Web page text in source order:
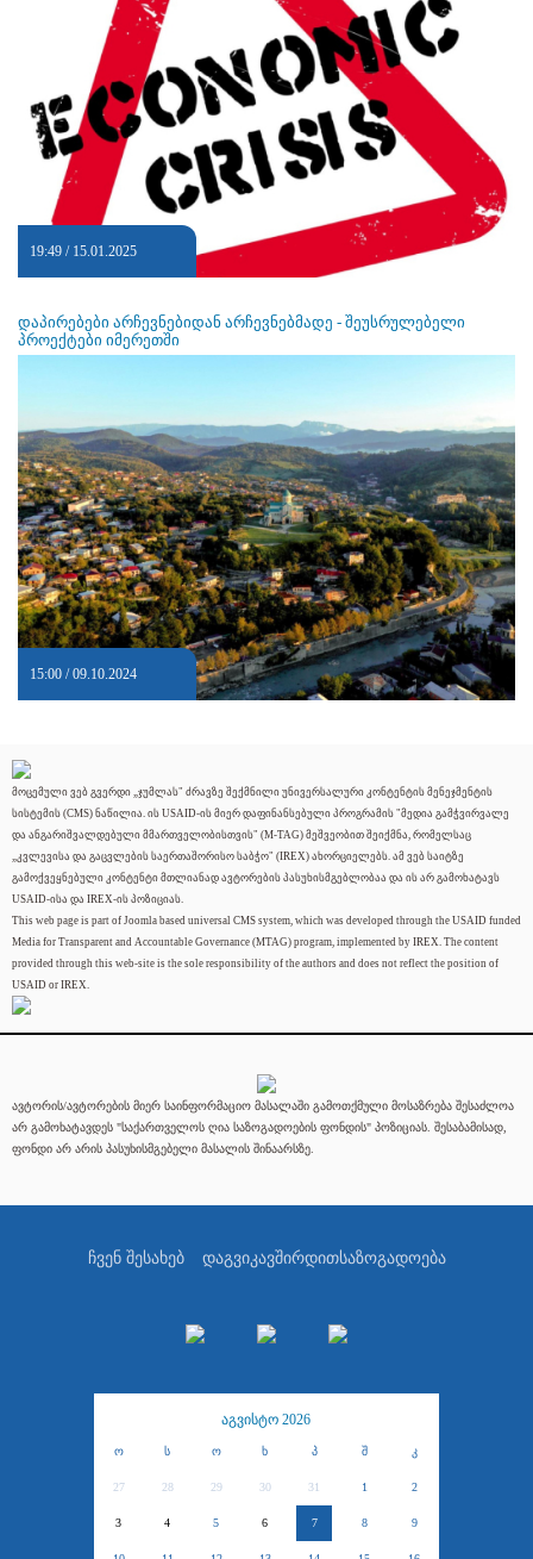
19:49 / 15.01.2025
დაპირებები არჩევნებიდან არჩევნებმადე - შეუსრულებელი
პროექტები იმერეთში
15:00 / 09.10.2024
მოცემული ვებ გვერდი „ჯუმლას" ძრავზე შექმნილი უნივერსალური კონტენტის მენეჯმენტის
სისტემის (CMS) ნაწილია. ის USAID-ის მიერ დაფინანსებული პროგრამის "მედია გამჭვირვალე
და ანგარიშვალდებული მმართველობისთვის" (M-TAG) მეშვეობით შეიქმნა, რომელსაც
„კვლევისა და გაცვლების საერთაშორისო საბჭო" (IREX) ახორციელებს. ამ ვებ საიტზე
გამოქვეყნებული კონტენტი მთლიანად ავტორების პასუხისმგებლობაა და ის არ გამოხატავს
USAID-ისა და IREX-ის პოზიციას.
This web page is part of Joomla based universal CMS system, which was developed through the USAID funded
Media for Transparent and Accountable Governance (MTAG) program, implemented by IREX. The content
provided through this web-site is the sole responsibility of the authors and does not reflect the position of
USAID or IREX.
ავტორის/ავტორების მიერ საინფორმაციო მასალაში გამოთქმული მოსაზრება შესაძლოა
არ გამოხატავდეს "საქართველოს ღია საზოგადოების ფონდის" პოზიციას. შესაბამისად,
ფონდი არ არის პასუხისმგებელი მასალის შინაარსზე.
ჩვენ შესახებ დაგვიკავშირდითსაზოგადოება
აგვისტო 2026
ო ს ო ხ პ შ კ
27 28 29 30 31 1 2
3 4 5 6 7 8 9